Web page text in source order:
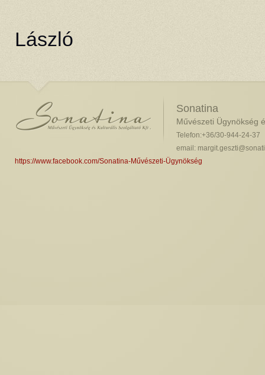
László
Sonatina
Művészeti Ügynökség
Telefon:+36/30-944-24-37
email:
https://www.facebook.com/Sonatina-Művészeti-Ügynökség